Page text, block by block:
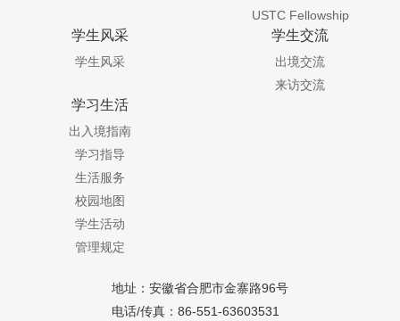
USTC Fellowship
学生风采
学生风采
学生交流
出境交流
来访交流
学习生活
出入境指南
学习指导
生活服务
校园地图
学生活动
管理规定
地址：安徽省合肥市金寨路96号
电话/传真：86-551-63603531